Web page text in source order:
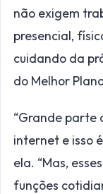
não exigem
presencial,
cuidando da
do Melhor
“Grande parte
internet e isso
ela. “Mas,
funções